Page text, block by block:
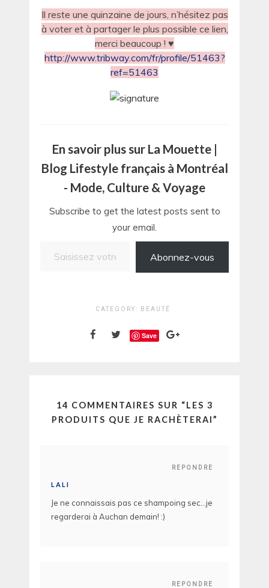
Il reste une quinzaine de jours, n’hésitez pas
à voter et à partager le plus possible ce lien,
merci beaucoup ! ♥
http://www.tribway.com/fr/profile/51463?
ref=51463
En savoir plus sur La Mouette |
Blog Lifestyle français à Montréal
- Mode, Culture & Voyage
Subscribe to get the latest posts sent to
your email.
Abonnez-vous
CATEGORY: BEAUTÉ
Save
14 COMMENTAIRES SUR “LES 3
PRODUITS QUE JE RACHÈTERAI”
REPONDRE
LALI
Je ne connaissais pas ce shampoing sec…je
regarderai à Auchan demain! :)
REPONDRE